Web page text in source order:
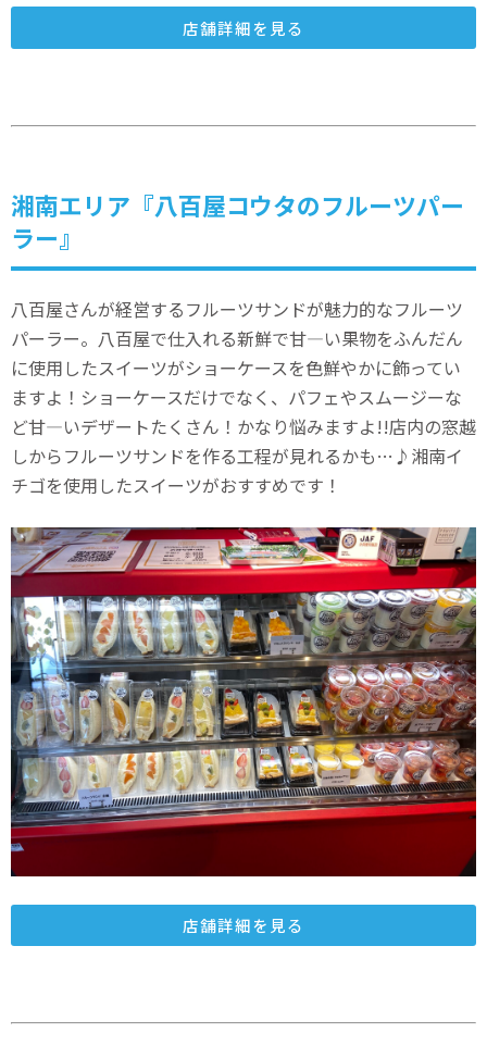
店舗詳細を見る
湘南エリア『八百屋コウタのフルーツパー
ラー』
八百屋さんが経営するフルーツサンドが魅力的なフルーツ
パーラー。八百屋で仕入れる新鮮で甘―い果物をふんだん
に使用したスイーツがショーケースを色鮮やかに飾ってい
ますよ！ショーケースだけでなく、パフェやスムージーな
ど甘―いデザートたくさん！かなり悩みますよ!!店内の窓越
しからフルーツサンドを作る工程が見れるかも…♪湘南イ
チゴを使用したスイーツがおすすめです！
店舗詳細を見る